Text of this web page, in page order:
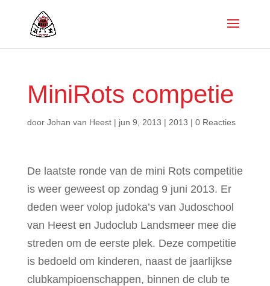
MiniRots competie
door Johan van Heest| jun 9, 2013 | 2013 | 0 Reacties
De laatste ronde van de mini Rots competitie
is weer geweest op zondag 9 juni 2013. Er
deden weer volop judoka’s van Judoschool
van Heest en Judoclub Landsmeer mee die
streden om de eerste plek. Deze competitie
is bedoeld om kinderen, naast de jaarlijkse
clubkampioenschappen, binnen de club te